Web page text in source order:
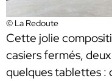
© La Redoute
Cette jolie
casiers fermés,
quelques tablettes :